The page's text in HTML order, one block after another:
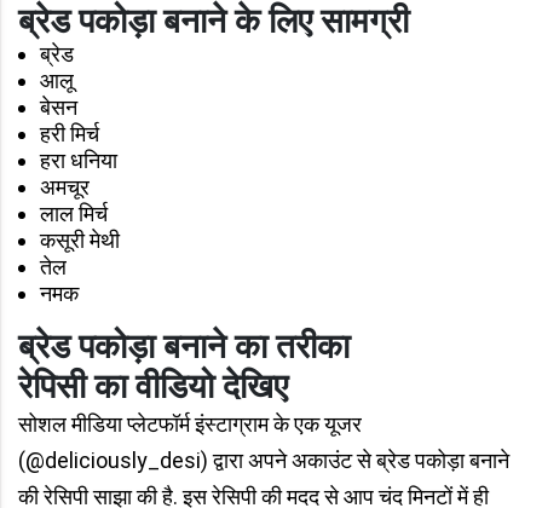
ब्रेड पकोड़ा बनाने के लिए सामग्री
ब्रेड
आलू
बेसन
हरी मिर्च
हरा धनिया
अमचूर
लाल मिर्च
कसूरी मेथी
तेल
नमक
ब्रेड पकोड़ा बनाने का तरीका
रेपिसी का वीडियो देखिए
सोशल मीडिया प्लेटफॉर्म इंस्टाग्राम के एक यूजर
(@deliciously_desi) द्वारा अपने अकाउंट से ब्रेड पकोड़ा बनाने
की रेसिपी साझा की है. इस रेसिपी की मदद से आप चंद मिनटों में ही